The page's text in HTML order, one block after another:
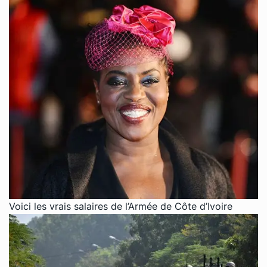
Voici les vrais salaires de l’Armée de Côte d’Ivoire